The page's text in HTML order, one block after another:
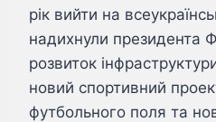
рік вийти на
надихнули президента
розвиток
новий спортивний
футбольного поля та